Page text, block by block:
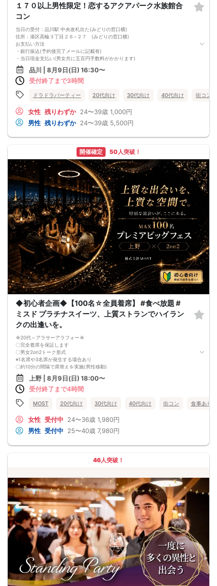
ーーーーーーーーーーーーーーーーーーーーーーーー
キャンセル時は当社よりメールにてキャンセル料等ご案内致します。
下記指定口座にパーティー日より3日以内にご予約者名で人数分のキャンセル料金
をお振込み下さい。
☆☆注意☆☆
無断キャンセル・キャンセル料未払い・当日キャンセルを繰り返す方は以後のご
利用をご遠慮頂くと同時に
ブラックリスト登録を行い他サイトでも共有させて頂きますのでご注意ください
お振込先 ：
銀行名:みずほ銀行
支店名:池袋支店
口座番号:普通 １９７９６３３
名義:エン（カ
１７０以上男性限定！恋するアクアパーク水族館合
コン
当日の受付：品川駅 中央改札出た(みどりの窓口横)
住所：港区高輪３丁目２６−２７ (みどりの窓口横)
お支払い方法
・銀行振込(予約後完了メールに記載有)
・当日現金支払い(男女共に五百円手数料がかかります)
※女性限定3名グループ割五百円オフ
※予約後のキャンセルはキャンセル料金が発生致しますのでご注意ください
【キャンセルについて】
ご予約後は理由の有無に関わらずキャンセル時キャンセル料がかかります。
【女性の方】予約後～イベント当日まで１８００円/当日は参加費の１００％が発
生致します(タイムセール予約・先着予約含む)
※参加費を事前払いされていた場合でも別途キャンセル料が発生致します。
ー前日20:00以降は、100％のキャンセル料を頂戴致します(タイムセール予約・先
ーーーーーーーーーーーーーーーーーーーーーーーー
キャンセル時は当社よりメールにてキャンセル料等ご案内致します。
下記指定口座にパーティー日より3日以内にご予約者名で人数分のキャンセル料金
をお振込み下さい。
☆☆注意☆☆
無断キャンセル・キャンセル料未払い・当日キャンセルを繰り返す方は以後のご
利用をご遠慮頂くと同時に
ブラックリスト登録を行い他サイトでも共有させて頂きますのでご注意ください
ませ。
お振込先 ：
銀行名:みずほ銀行
支店名:池袋支店
口座番号:普通 １９７９６３３
名義:エン（カ
詳細・注意事項をご確認の上ご参加下さいませ。
品川 | 8月9日(日) 16:30〜
受付終了まで3時間
ドラドラパーティー 20代向け 30代向け 40代向け 街コン
女性 残りわずか 24〜39歳 1,000円
男性 残りわずか 24〜39歳 5,500円
開催確定 50人突破！
◆初心者企画◆【100名☆全員着席】 #食べ放題 #
ミスド プラチナスイーツ、上質ストランでハイラン
クの出逢いを。
☆20代～アラサーアラフォー☆
〇完全着席を保証します
〇男女2on2トーク形式
※1名席や3名席が発生する場合あり
〇約10分の間隔で席替えを実施(男性移動)
〇スタッフが最後まで席替えします
〇お酒含む豊富なドリンク飲み放題
〇夢のミスタードーナツ食べ放題
〇おひとり様同士で同席いただきます
中止の際は前日までにご連絡いたします
上野 | 8月9日(日) 18:00〜
受付終了まで4時間
MOST 20代向け 30代向け 40代向け 街コン 食事あり
女性 受付中 24〜36歳 1,980円
男性 受付中 25〜40歳 7,980円
46人突破！